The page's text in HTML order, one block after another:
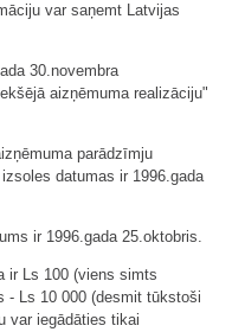
var saņemt Latvijas
30.novembra
aizņēmuma realizāciju"
parādzīmju
datumas ir 1996.gada
ir 1996.gada 25.oktobris.
ir Ls 100 (viens simts
- Ls 10 000 (desmit tūkstoši
var iegādāties tikai